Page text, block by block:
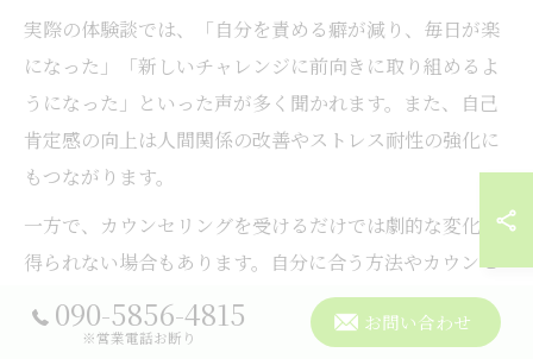
実際の体験談では、「自分を責める癖が減り、毎日が楽
になった」「新しいチャレンジに前向きに取り組めるよ
うになった」といった声が多く聞かれます。また、自己
肯定感の向上は人間関係の改善やストレス耐性の強化に
もつながります。
一方で、カウンセリングを受けるだけでは劇的な変化が
得られない場合もあります。自分に合う方法やカウンセ
ラーを見つけ、継続的に取り組むことが大切です。焦ら
ず自分のペースで進めることで、心の変化を実感できる
090-5856-4815
※営業電話お断り
お問い合わせ